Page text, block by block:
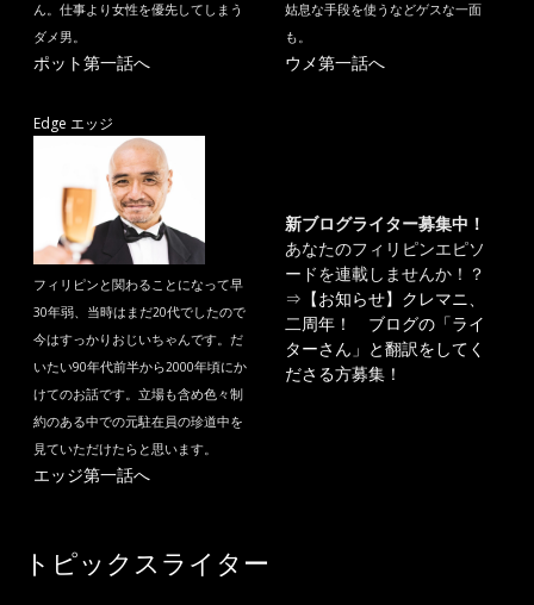
ん。仕事より女性を優先してしまう
ダメ男。
ポット第一話へ
姑息な手段を使うなどゲスな一面
も。
ウメ第一話へ
Edge エッジ
フィリピンと関わることになって早
30年弱、当時はまだ20代でしたので
今はすっかりおじいちゃんです。だ
いたい90年代前半から2000年頃にか
けてのお話です。立場も含め色々制
約のある中での元駐在員の珍道中を
見ていただけたらと思います。
エッジ第一話へ
新ブログライター募集中！
あなたのフィリピンエピソ
ードを連載しませんか！？
⇒ 【お知らせ】クレマニ、
二周年！ ブログの「ライ
ターさん」と翻訳をしてく
ださる方募集！
トピックスライター